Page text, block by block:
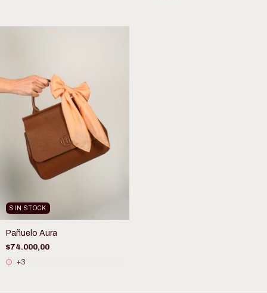
SIN STOCK
Pañuelo Aura
$74.000,00
+3